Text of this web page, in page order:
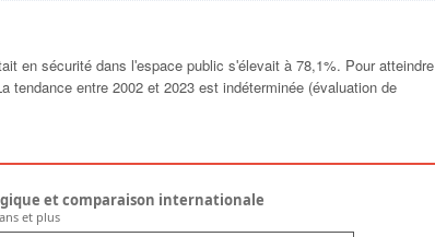
en sécurité dans lʹespace public sʹélevait à 78,1%. Pour atteindre
tendance entre 2002 et 2023 est indéterminée (évaluation de
et comparaison internationale
et plus